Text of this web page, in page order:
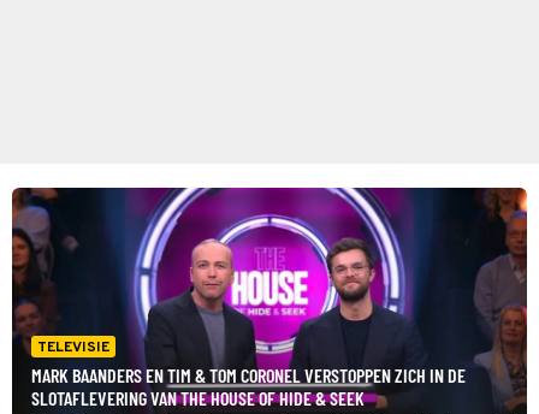
TELEVISIE
MARK BAANDERS EN TIM & TOM CORONEL VERSTOPPEN ZICH IN DE
SLOTAFLEVERING VAN THE HOUSE OF HIDE & SEEK